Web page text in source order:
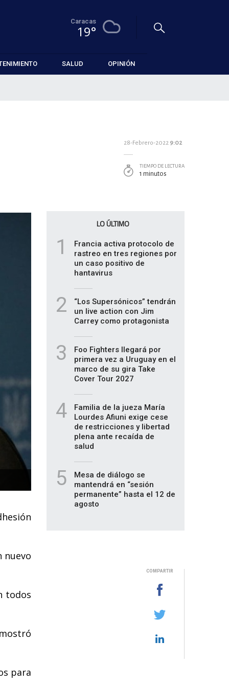
Caracas
19°
SALUD OPINIÓN
nuevo
todos
para
28-Febrero-2022 9:02
TIEMPO DE LECTURA
1 minutos
LO ÚLTIMO
1
Francia activa protocolo de
rastreo en tres regiones por
un caso positivo de
hantavirus
2
“Los Supersónicos” tendrán
un live action con Jim
Carrey como protagonista
3
Foo Fighters llegará por
primera vez a Uruguay en el
marco de su gira Take
Cover Tour 2027
4
Familia de la jueza María
Lourdes Afiuni exige cese
de restricciones y libertad
plena ante recaída de
salud
5
Mesa de diálogo se
mantendrá en “sesión
permanente” hasta el 12 de
agosto
COMPARTIR